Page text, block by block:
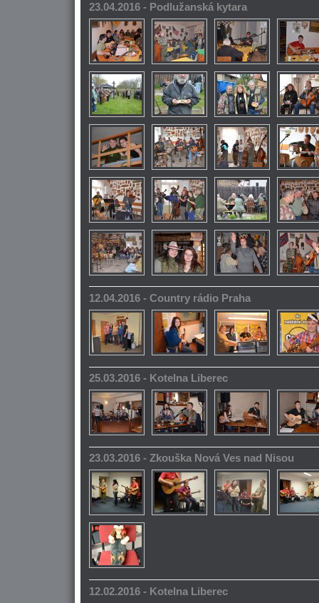
23.04.2016 - Podlužanská kytara
12.04.2016 - Country rádio Praha
25.03.2016 - Kotelna Liberec
23.03.2016 - Zkouška Nová Ves nad Nisou
12.02.2016 - Kotelna Liberec